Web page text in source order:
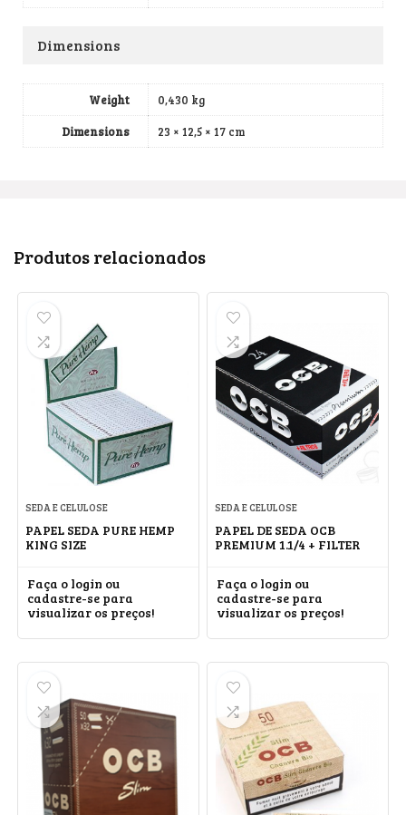
Dimensions
Weight
0,430 kg
Dimensions
23 × 12,5 × 17 cm
Produtos relacionados
SEDA E CELULOSE
PAPEL SEDA PURE HEMP
KING SIZE
Faça o login ou
cadastre-se para
visualizar os preços!
SEDA E CELULOSE
PAPEL DE SEDA OCB
PREMIUM 1.1/4 + FILTER
Faça o login ou
cadastre-se para
visualizar os preços!